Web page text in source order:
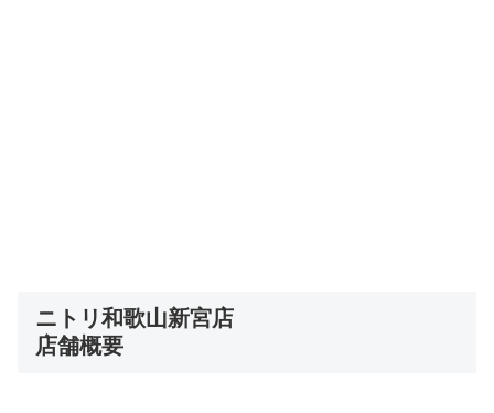
ニトリ和歌山新宮店
店舗概要